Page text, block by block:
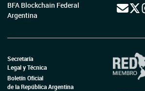
BFA Blockchain Federal
Argentina
Secretaría
Legal y Técnica
Boletín Oficial
de la República Argentina